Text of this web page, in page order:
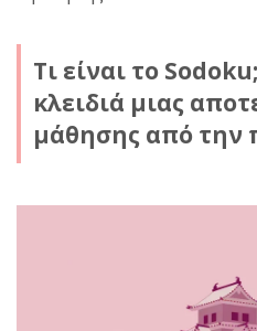
Τι είναι το
κλειδιά μιας
μάθησης από την